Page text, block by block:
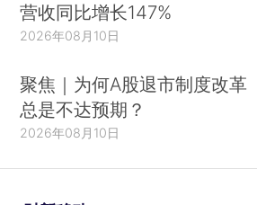
营收同比增长147%
2026年08月10日
聚焦｜为何A股退市制度改革
总是不达预期？
2026年08月10日